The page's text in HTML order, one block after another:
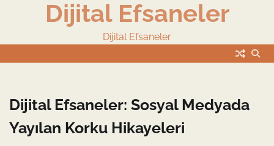
Dijital Efsaneler
Dijital Efsaneler
Dijital Efsaneler: Sosyal Medyada
Yayılan Korku Hikayeleri